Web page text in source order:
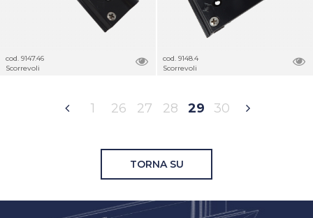
cod. 9147.46
Scorrevoli
cod. 9148.4
Scorrevoli
1 26 27 28 29 30
TORNA SU